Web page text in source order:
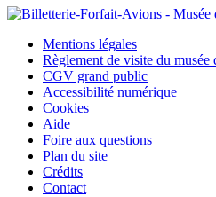
Mentions légales
Règlement de visite du musée
CGV grand public
Accessibilité numérique
Cookies
Aide
Foire aux questions
Plan du site
Crédits
Contact